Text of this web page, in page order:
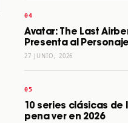
Avatar: The Last
Presenta al
27 JUNIO, 2026
10 series clásicas de
pena ver en 2026